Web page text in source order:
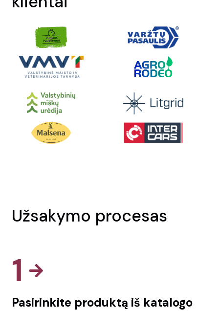
Užsakymo procesas
1
Pasirinkite produktą iš katalogo